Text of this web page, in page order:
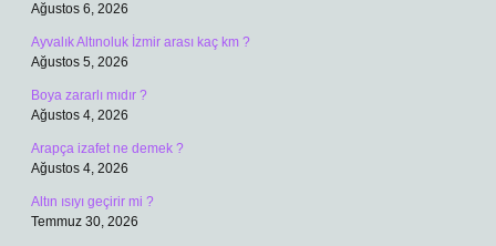
Ağustos 6, 2026
Ayvalık Altınoluk İzmir arası kaç km ?
Ağustos 5, 2026
Boya zararlı mıdır ?
Ağustos 4, 2026
Arapça izafet ne demek ?
Ağustos 4, 2026
Altın ısıyı geçirir mi ?
Temmuz 30, 2026